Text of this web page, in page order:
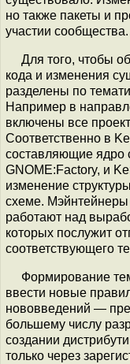
но также пакеты и
участии сообщества.
Для того, чтобы
кода и изменения
разделены по
Например в
включены все
Соответственно в
составляющие ядро
GNOME:Factory, и
изменение
схеме. Мэйнтейнеры
работают над
которых послужит
соответствующего
Формирование
ввести новые
нововведений —
большему числу
создании
только через